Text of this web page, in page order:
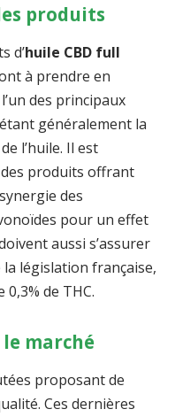
produits
d’huile CBD full
à prendre en
des principaux
généralement la
l’huile. Il est
produits offrant
des
pour un effet
aussi s’assurer
la législation française,
de THC.
marché
proposant de
Ces dernières